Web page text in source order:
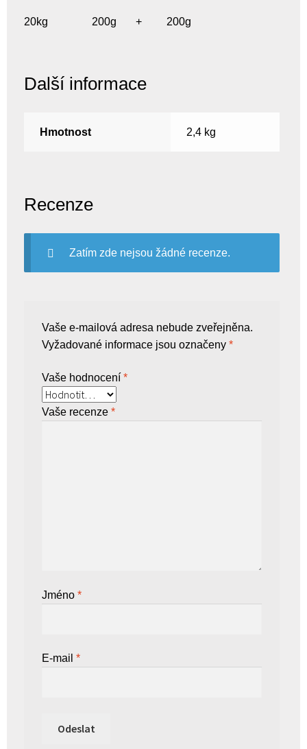
20kg 200g + 200g
Další informace
Hmotnost 2,4 kg
Recenze
Zatím zde nejsou žádné recenze.
Vaše e-mailová adresa nebude zveřejněna.
Vyžadované informace jsou označeny *
Vaše hodnocení *
Vaše recenze *
Jméno *
E-mail *